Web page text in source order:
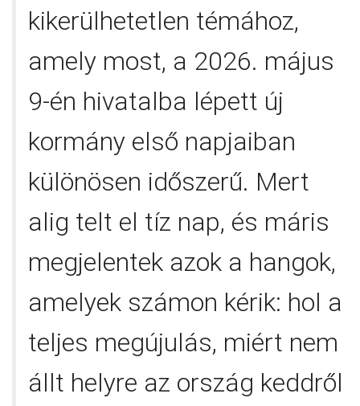
kikerülhetetlen témához,
amely most, a 2026. május
9-én hivatalba lépett új
kormány első napjaiban
különösen időszerű. Mert
alig telt el tíz nap, és máris
megjelentek azok a hangok,
amelyek számon kérik: hol a
teljes megújulás, miért nem
állt helyre az ország keddről